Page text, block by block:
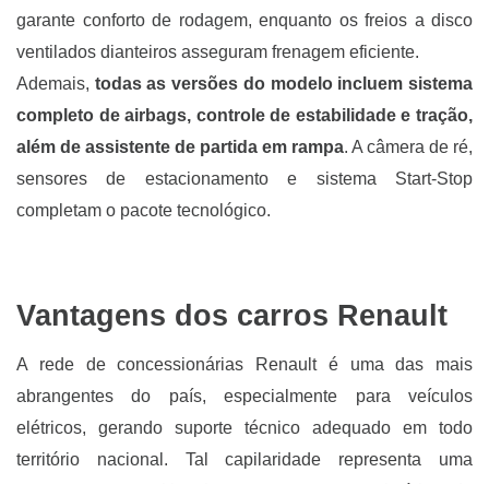
garante conforto de rodagem, enquanto os freios a disco
ventilados dianteiros asseguram frenagem eficiente.
Ademais, todas as versões do modelo incluem sistema
completo de airbags, controle de estabilidade e tração,
além de assistente de partida em rampa. A câmera de ré,
sensores de estacionamento e sistema Start-Stop
completam o pacote tecnológico.
Vantagens dos carros Renault
A rede de concessionárias Renault é uma das mais
abrangentes do país, especialmente para veículos
elétricos, gerando suporte técnico adequado em todo
território nacional. Tal capilaridade representa uma